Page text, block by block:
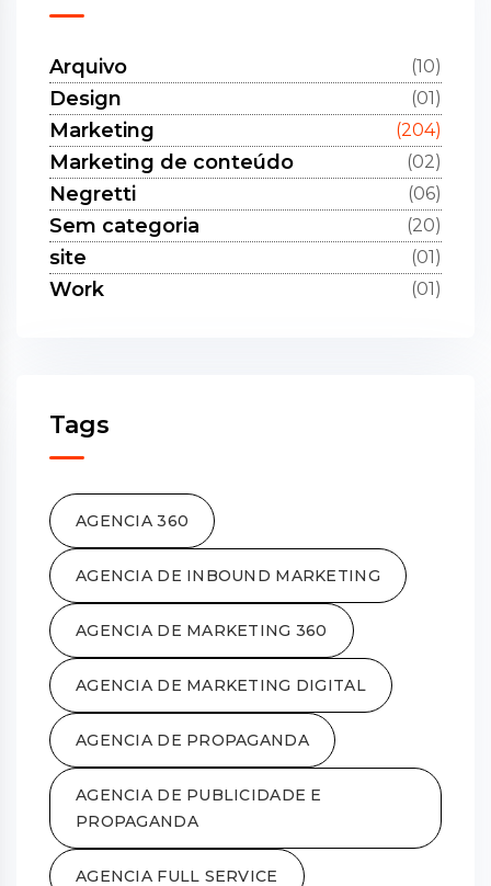
Arquivo (10)
Design (01)
Marketing (204)
Marketing de conteúdo (02)
Negretti (06)
Sem categoria (20)
site (01)
Work (01)
Tags
AGENCIA 360
AGENCIA DE INBOUND MARKETING
AGENCIA DE MARKETING 360
AGENCIA DE MARKETING DIGITAL
AGENCIA DE PROPAGANDA
AGENCIA DE PUBLICIDADE E
PROPAGANDA
AGENCIA FULL SERVICE